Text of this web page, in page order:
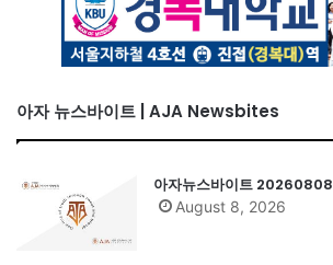
아자 뉴스바이트 | AJA Newsbites
아자뉴스바이트 20260808
August 8, 2026